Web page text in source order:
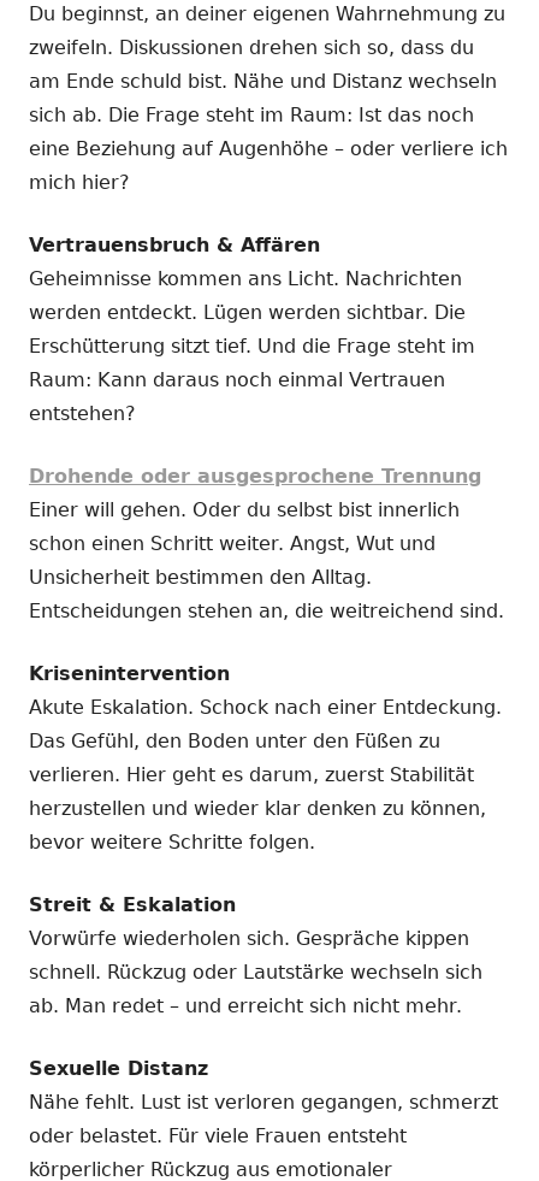
Du beginnst, an deiner eigenen Wahrnehmung zu
zweifeln. Diskussionen drehen sich so, dass du
am Ende schuld bist. Nähe und Distanz wechseln
sich ab. Die Frage steht im Raum: Ist das noch
eine Beziehung auf Augenhöhe – oder verliere ich
mich hier?
Vertrauensbruch & Affären
Geheimnisse kommen ans Licht. Nachrichten
werden entdeckt. Lügen werden sichtbar. Die
Erschütterung sitzt tief. Und die Frage steht im
Raum: Kann daraus noch einmal Vertrauen
entstehen?
Drohende oder ausgesprochene Trennung
Einer will gehen. Oder du selbst bist innerlich
schon einen Schritt weiter. Angst, Wut und
Unsicherheit bestimmen den Alltag.
Entscheidungen stehen an, die weitreichend sind.
Krisenintervention
Akute Eskalation. Schock nach einer Entdeckung.
Das Gefühl, den Boden unter den Füßen zu
verlieren. Hier geht es darum, zuerst Stabilität
herzustellen und wieder klar denken zu können,
bevor weitere Schritte folgen.
Streit & Eskalation
Vorwürfe wiederholen sich. Gespräche kippen
schnell. Rückzug oder Lautstärke wechseln sich
ab. Man redet – und erreicht sich nicht mehr.
Sexuelle Distanz
Nähe fehlt. Lust ist verloren gegangen, schmerzt
oder belastet. Für viele Frauen entsteht
körperlicher Rückzug aus emotionaler